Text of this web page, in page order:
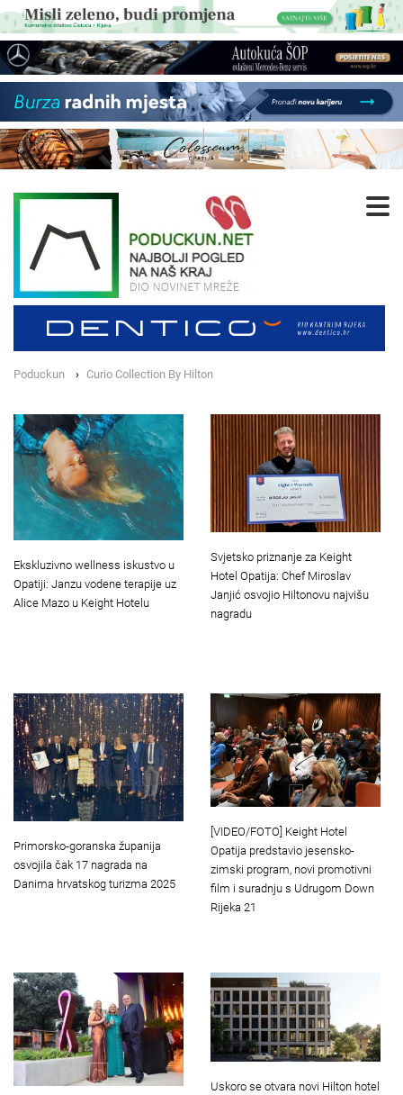
Poduckun Curio Collection By Hilton
Ekskluzivno wellness iskustvo u
Opatiji: Janzu vodene terapije uz
Alice Mazo u Keight Hotelu
Svjetsko priznanje za Keight
Hotel Opatija: Chef Miroslav
Janjić osvojio Hiltonovu najvišu
nagradu
Primorsko-goranska županija
osvojila čak 17 nagrada na
Danima hrvatskog turizma 2025
[VIDEO/FOTO] Keight Hotel
Opatija predstavio jesensko-
zimski program, novi promotivni
film i suradnju s Udrugom Down
Rijeka 21
Uskoro se otvara novi Hilton hotel